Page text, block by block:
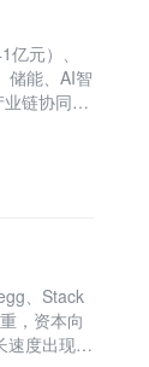
元）、
储能、AI智
链协同迈
、Stack
，资本向
速度出现数